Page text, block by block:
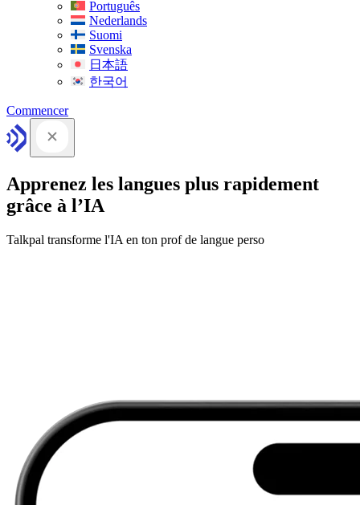
Português
Nederlands
Suomi
Svenska
日本語
한국어
Commencer
Apprenez les langues plus rapidement
grâce à l’IA
Talkpal transforme l'IA en ton prof de langue perso